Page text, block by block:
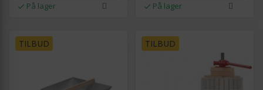
På lager På lager
TILBUD TILBUD